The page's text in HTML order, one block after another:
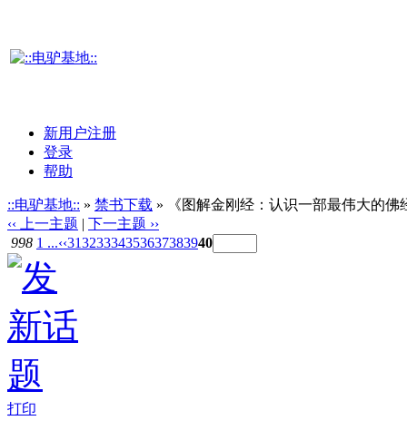
新用户注册
登录
帮助
::电驴基地:: » 禁书下载 » 《图解金刚经：认识一部最伟大的佛
‹‹ 上一主题 | 下一主题 ››
998 1 ...‹‹31323334353637383940
打印